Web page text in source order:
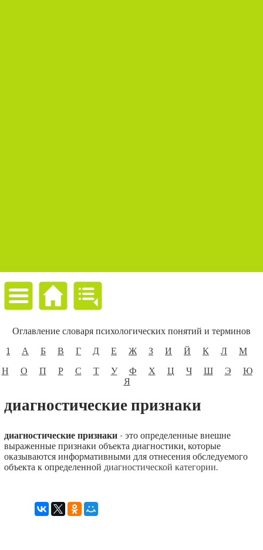
Оглавление словаря психологических понятий и терминов
1
А Б В Г Д Е Ж З И Й К Л
М
Н
О П Р С Т У Ф Х Ц Ч Ш Э
Ю
Я
диагностические признаки
диагностические признаки- это определенные внешне
выраженные признаки объекта диагностики, которые
оказываются информативными для отнесения обследуемого
объекта к определенной диагностической категории.